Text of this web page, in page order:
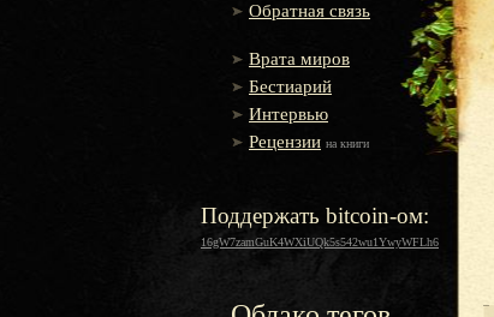
Обратная связь
Врата миров
Бестиарий
Интервью
Рецензии на книги
Поддержать bitcoin-ом:
16gW7zamGuK4WXiUQk5s542wu1YwyWFLh6